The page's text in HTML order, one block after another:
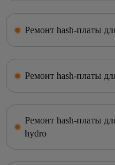
Ремонт hash-платы
Ремонт hash-платы
Ремонт hash-платы
hydro